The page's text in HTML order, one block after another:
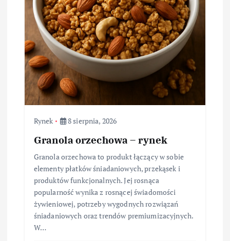
Rynek 8 sierpnia, 2026
Granola orzechowa – rynek
Granola orzechowa to produkt łączący w sobie
elementy płatków śniadaniowych, przekąsek i
produktów funkcjonalnych. Jej rosnąca
popularność wynika z rosnącej świadomości
żywieniowej, potrzeby wygodnych rozwiązań
śniadaniowych oraz trendów premiumizacyjnych.
W…